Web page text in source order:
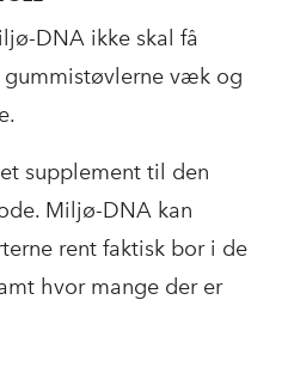
DNA ikke skal få
væk og
supplement til den
Miljø-DNA kan
rent faktisk bor i de
hvor mange der er